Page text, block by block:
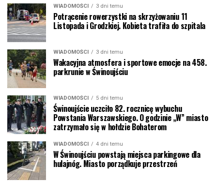
WIADOMOŚCI 3 dni temu
Potrącenie rowerzystki na skrzyżowaniu 11
Listopada i Grodzkiej. Kobieta trafiła do szpitala
WIADOMOŚCI 3 dni temu
Wakacyjna atmosfera i sportowe emocje na 458.
parkrunie w Świnoujściu
WIADOMOŚCI 5 dni temu
Świnoujście uczciło 82. rocznicę wybuchu
Powstania Warszawskiego. O godzinie „W” miasto
zatrzymało się w hołdzie Bohaterom
WIADOMOŚCI 4 dni temu
W Świnoujściu powstają miejsca parkingowe dla
hulajnóg. Miasto porządkuje przestrzeń